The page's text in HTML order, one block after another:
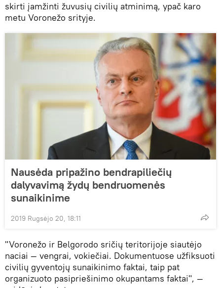
skirti įamžinti žuvusių civilių atminimą, ypač karo
metu Voronežo srityje.
Nausėda pripažino bendrapiliečių
dalyvavimą žydų bendruomenės
sunaikinime
2019 Rugsėjo 20, 18:11
"Voronežo ir Belgorodo sričių teritorijoje siautėjo
naciai — vengrai, vokiečiai. Dokumentuose užfiksuoti
civilių gyventojų sunaikinimo faktai, taip pat
organizuoto pasipriešinimo okupantams faktai", —